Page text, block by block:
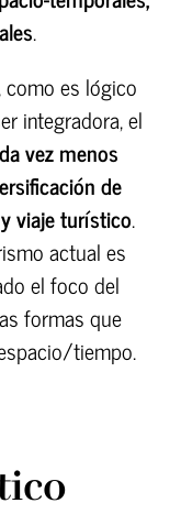
.
es lógico
integradora, el
vez menos
de
viaje turístico.
actual es
el foco del
formas que
tiempo.